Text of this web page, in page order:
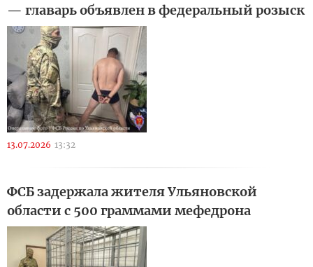
— главарь объявлен в федеральный розыск
13.07.2026 13:32
ФСБ задержала жителя Ульяновской
области с 500 граммами мефедрона